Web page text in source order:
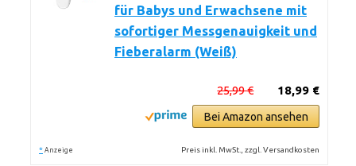
für Babys und Erwachsene mit
sofortiger Messgenauigkeit und
Fieberalarm (Weiß)
18,99 €
25,99 €
Bei Amazon ansehen
* Anzeige Preis inkl. MwSt., zzgl. Versandkosten